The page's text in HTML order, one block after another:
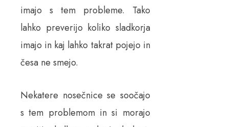
imajo s tem probleme. Tako
lahko preverijo koliko sladkorja
imajo in kaj lahko takrat pojejo in
česa ne smejo.
Nekatere nosečnice se soočajo
s tem problemom in si morajo